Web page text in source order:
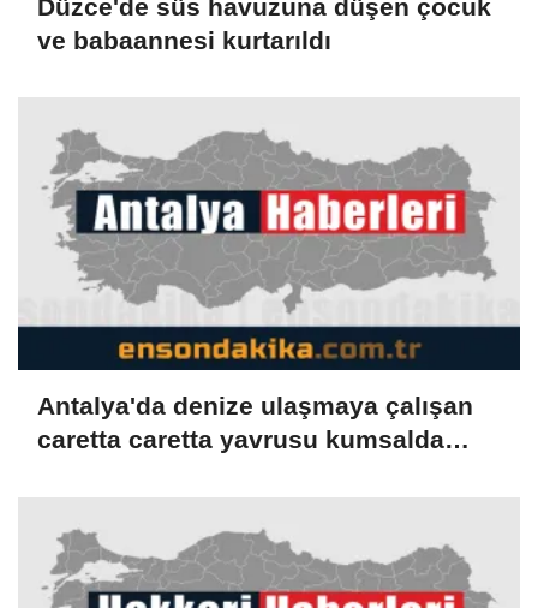
Düzce'de süs havuzuna düşen çocuk
ve babaannesi kurtarıldı
Antalya'da denize ulaşmaya çalışan
caretta caretta yavrusu kumsalda